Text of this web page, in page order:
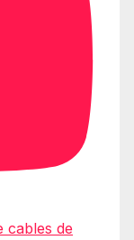
cables de